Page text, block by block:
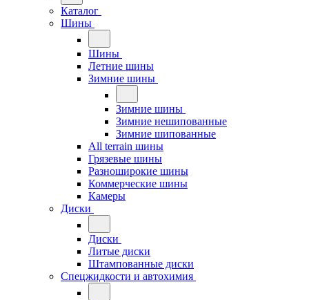
Каталог
Шины
Шины
Летние шины
Зимние шины
Зимние шины
Зимние нешипованные
Зимние шипованные
All terrain шины
Грязевые шины
Разноширокие шины
Коммерческие шины
Камеры
Диски
Диски
Литые диски
Штампованные диски
Спецжидкости и автохимия